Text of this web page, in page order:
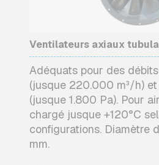
Ventilateurs axiaux
Adéquats pour des
(jusque 220.000 m³/h)
(jusque 1.800 Pa). Pour
chargé jusque +120°C
configurations. Diamètre
mm.